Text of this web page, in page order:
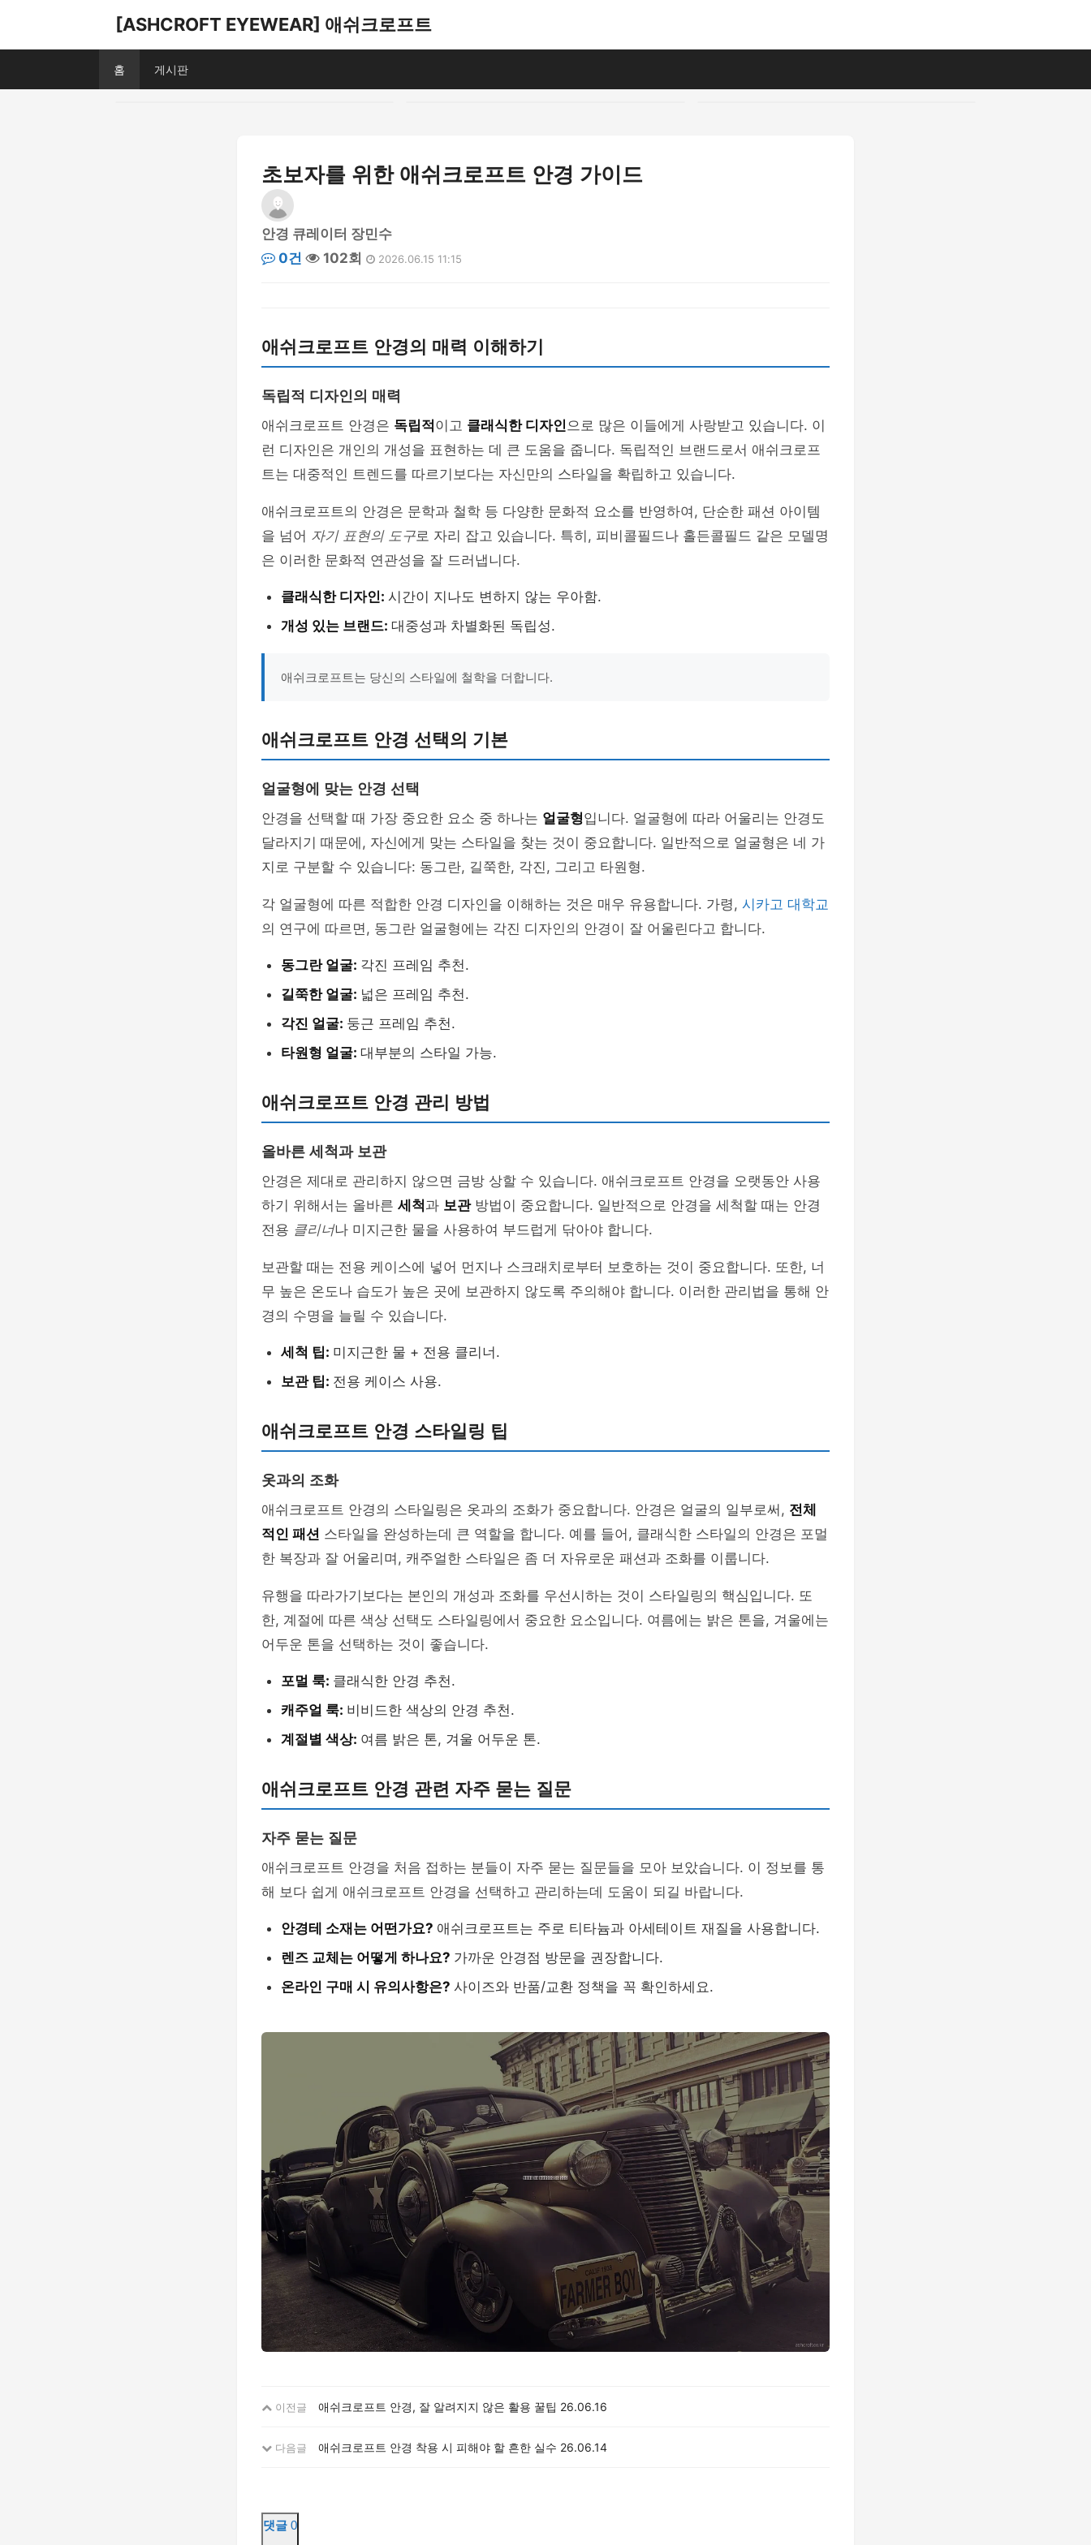
[ASHCROFT EYEWEAR] 애쉬크로프트
홈 게시판
초보자를 위한 애쉬크로프트 안경 가이드
안경 큐레이터 장민수
0건
102회 2026.06.15 11:15
애쉬크로프트 안경의 매력 이해하기
독립적 디자인의 매력
애쉬크로프트 안경은 독립적이고 클래식한 디자인으로 많은 이들에게 사랑받고 있습니다. 이
런 디자인은 개인의 개성을 표현하는 데 큰 도움을 줍니다. 독립적인 브랜드로서 애쉬크로프
트는 대중적인 트렌드를 따르기보다는 자신만의 스타일을 확립하고 있습니다.
애쉬크로프트의 안경은 문학과 철학 등 다양한 문화적 요소를 반영하여, 단순한 패션 아이템
을 넘어 자기 표현의 도구로 자리 잡고 있습니다. 특히, 피비콜필드나 홀든콜필드 같은 모델명
은 이러한 문화적 연관성을 잘 드러냅니다.
클래식한 디자인: 시간이 지나도 변하지 않는 우아함.
개성 있는 브랜드: 대중성과 차별화된 독립성.
애쉬크로프트는 당신의 스타일에 철학을 더합니다.
애쉬크로프트 안경 선택의 기본
얼굴형에 맞는 안경 선택
안경을 선택할 때 가장 중요한 요소 중 하나는 얼굴형입니다. 얼굴형에 따라 어울리는 안경도
달라지기 때문에, 자신에게 맞는 스타일을 찾는 것이 중요합니다. 일반적으로 얼굴형은 네 가
지로 구분할 수 있습니다: 동그란, 길쭉한, 각진, 그리고 타원형.
각 얼굴형에 따른 적합한 안경 디자인을 이해하는 것은 매우 유용합니다. 가령, 시카고 대학교
의 연구에 따르면, 동그란 얼굴형에는 각진 디자인의 안경이 잘 어울린다고 합니다.
동그란 얼굴: 각진 프레임 추천.
길쭉한 얼굴: 넓은 프레임 추천.
각진 얼굴: 둥근 프레임 추천.
타원형 얼굴: 대부분의 스타일 가능.
애쉬크로프트 안경 관리 방법
올바른 세척과 보관
안경은 제대로 관리하지 않으면 금방 상할 수 있습니다. 애쉬크로프트 안경을 오랫동안 사용
하기 위해서는 올바른 세척과 보관방법이 중요합니다. 일반적으로 안경을 세척할 때는 안경
전용 클리너나 미지근한 물을 사용하여 부드럽게 닦아야 합니다.
보관할 때는 전용 케이스에 넣어 먼지나 스크래치로부터 보호하는 것이 중요합니다. 또한, 너
무 높은 온도나 습도가 높은 곳에 보관하지 않도록 주의해야 합니다. 이러한 관리법을 통해 안
경의 수명을 늘릴 수 있습니다.
세척 팁: 미지근한 물 + 전용 클리너.
보관 팁: 전용 케이스 사용.
애쉬크로프트 안경 스타일링 팁
옷과의 조화
애쉬크로프트 안경의 스타일링은 옷과의 조화가 중요합니다. 안경은 얼굴의 일부로써, 전체
적인 패션 스타일을 완성하는데 큰 역할을 합니다. 예를 들어, 클래식한 스타일의 안경은 포멀
한 복장과 잘 어울리며, 캐주얼한 스타일은 좀 더 자유로운 패션과 조화를 이룹니다.
유행을 따라가기보다는 본인의 개성과 조화를 우선시하는 것이 스타일링의 핵심입니다. 또
한, 계절에 따른 색상 선택도 스타일링에서 중요한 요소입니다. 여름에는 밝은 톤을, 겨울에는
어두운 톤을 선택하는 것이 좋습니다.
포멀 룩: 클래식한 안경 추천.
캐주얼 룩: 비비드한 색상의 안경 추천.
계절별 색상: 여름 밝은 톤, 겨울 어두운 톤.
애쉬크로프트 안경 관련 자주 묻는 질문
자주 묻는 질문
애쉬크로프트 안경을 처음 접하는 분들이 자주 묻는 질문들을 모아 보았습니다. 이 정보를 통
해 보다 쉽게 애쉬크로프트 안경을 선택하고 관리하는데 도움이 되길 바랍니다.
안경테 소재는 어떤가요? 애쉬크로프트는 주로 티타늄과 아세테이트 재질을 사용합니다.
렌즈 교체는 어떻게 하나요? 가까운 안경점 방문을 권장합니다.
온라인 구매 시 유의사항은? 사이즈와 반품/교환 정책을 꼭 확인하세요.
이전글 애쉬크로프트 안경, 잘 알려지지 않은 활용 꿀팁 26.06.16
다음글 애쉬크로프트 안경 착용 시 피해야 할 흔한 실수 26.06.14
댓글 0